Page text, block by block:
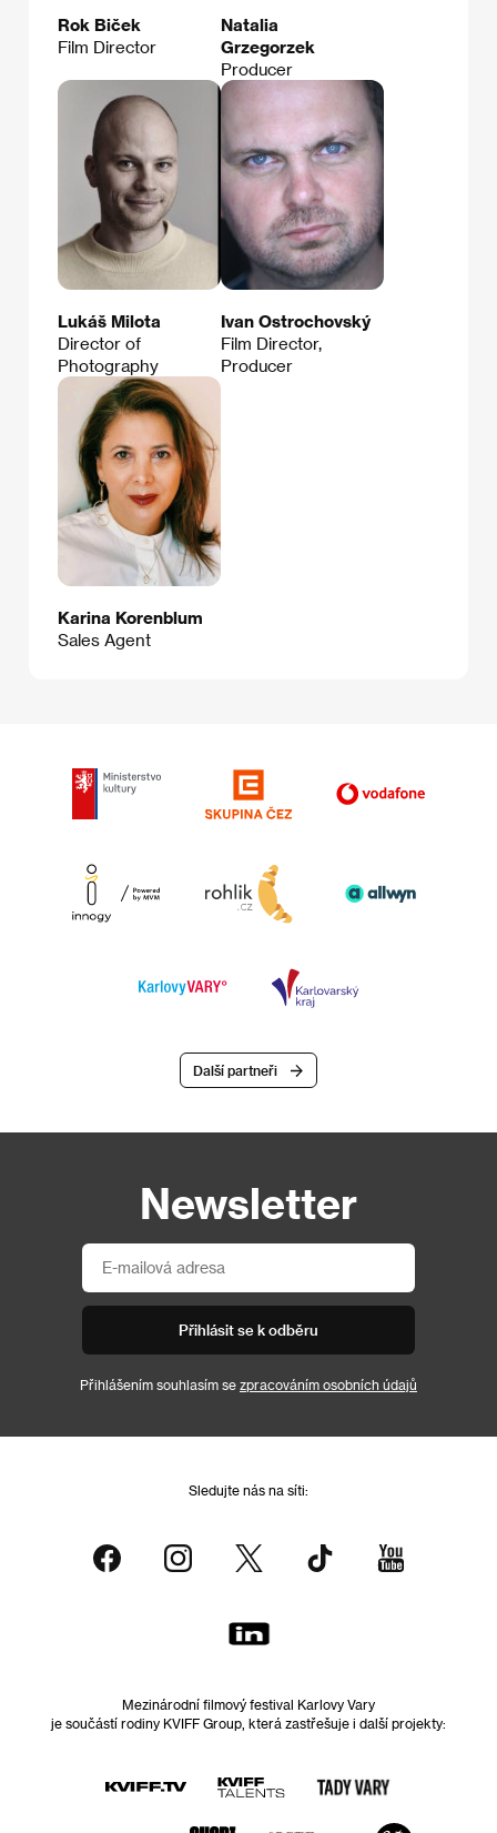
Rok Biček
Film Director
Natalia
Grzegorzek
Producer
Lukáš Milota
Director of
Photography
Ivan Ostrochovský
Film Director,
Producer
Karina Korenblum
Sales Agent
Další partneři
Newsletter
Přihlásit se k odběru
Přihlášením souhlasím se zpracováním osobních údajů
Sledujte nás na síti:
Mezinárodní filmový festival Karlovy Vary
je součástí rodiny KVIFF Group, která zastřešuje i další projekty: